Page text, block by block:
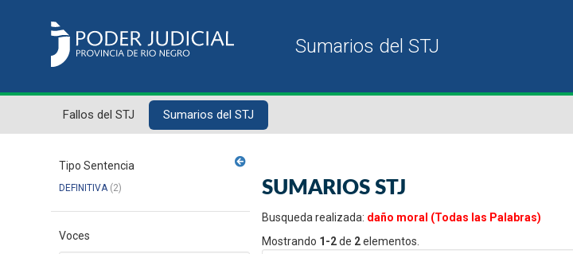
Fallos del STJ Sumarios del STJ
Tipo Sentencia
DEFINITIVA(2)
Voces
SUMARIOS STJ
Busqueda realizada: daño moral (Todas las Palabras)
Mostrando 1-2de 2elementos.